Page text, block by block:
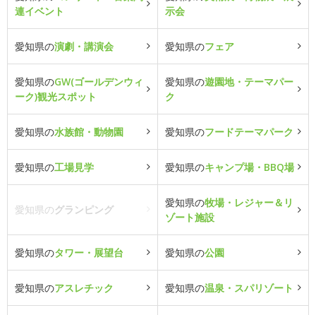
連イベント
示会
愛知県の演劇・講演会 愛知県のフェア
愛知県のGW(ゴールデンウィ
ーク)観光スポット
愛知県の遊園地・テーマパー
ク
愛知県の水族館・動物園 愛知県のフードテーマパーク
愛知県の工場見学 愛知県のキャンプ場・BBQ場
愛知県のグランピング
愛知県の牧場・レジャー＆リ
ゾート施設
愛知県のタワー・展望台 愛知県の公園
愛知県のアスレチック 愛知県の温泉・スパリゾート